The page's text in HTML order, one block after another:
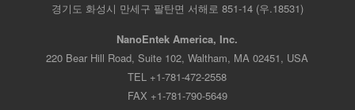
경기도 화성시 만세구 팔탄면 서해로 851-14 (우.18531)
NanoEntek America, Inc.
220 Bear Hill Road, Suite 102, Waltham, MA 02451, USA
TEL +1-781-472-2558
FAX +1-781-790-5649